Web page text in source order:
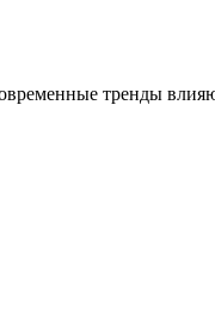
тренды